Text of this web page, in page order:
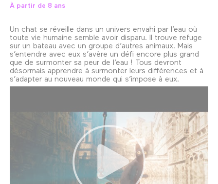
À partir de 8 ans
Un chat se réveille dans un univers envahi par l’eau où
toute vie humaine semble avoir disparu. Il trouve refuge
sur un bateau avec un groupe d’autres animaux. Mais
s’entendre avec eux s’avère un défi encore plus grand
que de surmonter sa peur de l’eau ! Tous devront
désormais apprendre à surmonter leurs différences et à
s’adapter au nouveau monde qui s’impose à eux.